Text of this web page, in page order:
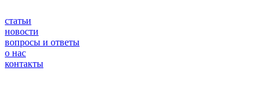
статьи
новости
вопросы и ответы
о нас
контакты